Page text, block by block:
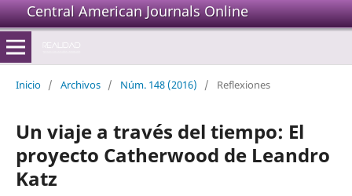
Central American Journals Online
Inicio / Archivos / Núm. 148 (2016) / Reflexiones
Un viaje a través del tiempo: El
proyecto Catherwood de Leandro
Katz